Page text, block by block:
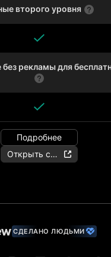
второго уровня
без рекламы для
Подробнее
Открыть счёт
СДЕЛАНО ЛЮДЬМИ